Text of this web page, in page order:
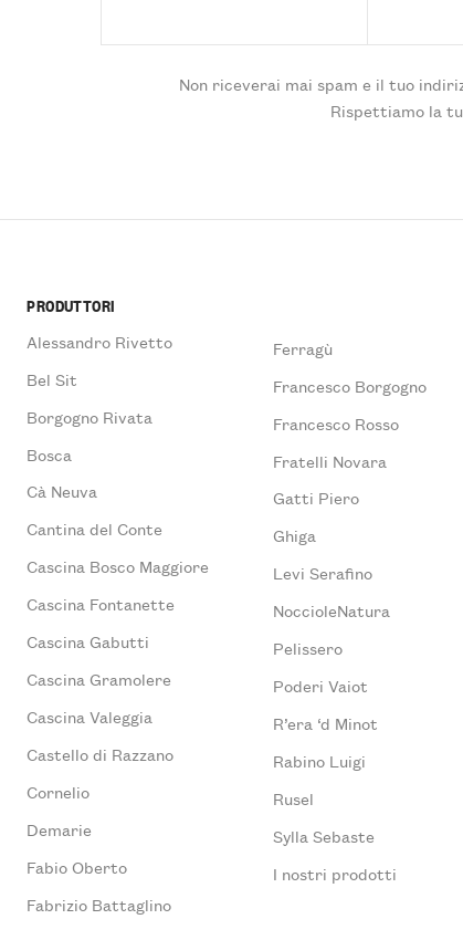
Non riceverai mai spam e il tuo
Rispettiamo la
PRODUTTORI
Alessandro Rivetto
Bel Sit
Borgogno Rivata
Bosca
Cà Neuva
Cantina del Conte
Cascina Bosco Maggiore
Cascina Fontanette
Cascina Gabutti
Cascina Gramolere
Cascina Valeggia
Castello di Razzano
Cornelio
Demarie
Fabio Oberto
Fabrizio Battaglino
Ferragù
Francesco Borgogno
Francesco Rosso
Fratelli Novara
Gatti Piero
Ghiga
Levi Serafino
NoccioleNatura
Pelissero
Poderi Vaiot
R’era ‘d Minot
Rabino Luigi
Rusel
Sylla Sebaste
I nostri prodotti